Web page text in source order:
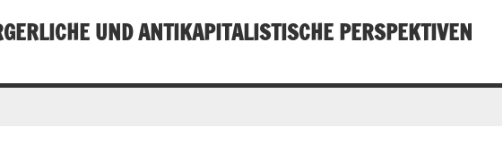
UND ANTIKAPITALISTISCHE PERSPEKTIVEN